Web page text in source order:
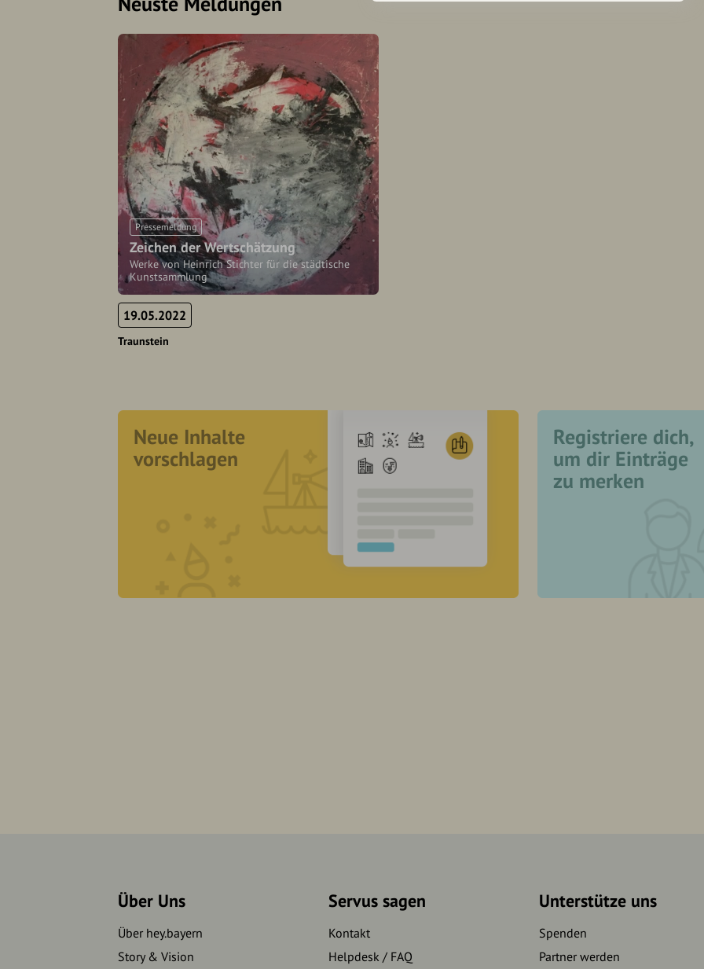
Pressemeldung
Zeichen der Wertschätzung
Werke von Heinrich Stichter für die städtische
Kunstsammlung
19.05.2022
Traunstein
Neue Inhalte
vorschlagen
Registriere dich,
um dir Einträge
zu merken
Über Uns
Über hey.bayern
Story & Vision
Servus sagen
Kontakt
Helpdesk / FAQ
Unterstütze uns
Spenden
Partner werden